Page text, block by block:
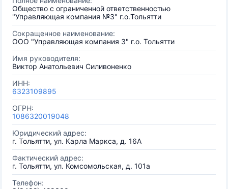
Общество с ограниченной ответственностью
"Управляющая компания №3" г.о.Тольятти
Сокращенное наименование:
ООО "Управляющая компания 3" г.о. Тольятти
Имя руководителя:
Виктор Анатольевич Силивоненко
ИНН:
6323109895
ОГРН:
1086320019048
Юридический адрес:
г. Тольятти, ул. Карла Маркса, д. 16А
Фактический адрес:
г. Тольятти, ул. Комсомольская, д. 101а
Телефон: